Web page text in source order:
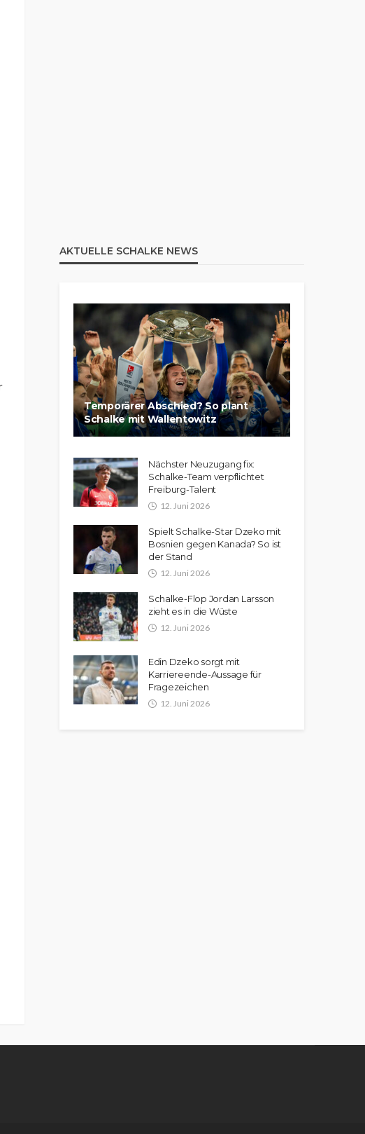
AKTUELLE SCHALKE NEWS
Temporärer Abschied? So plant
Schalke mit Wallentowitz
Nächster Neuzugang fix:
Schalke-Team verpflichtet
Freiburg-Talent
12. Juni 2026
Spielt Schalke-Star Dzeko mit
Bosnien gegen Kanada? So ist
der Stand
12. Juni 2026
Schalke-Flop Jordan Larsson
zieht es in die Wüste
12. Juni 2026
Edin Dzeko sorgt mit
Karriereende-Aussage für
Fragezeichen
12. Juni 2026